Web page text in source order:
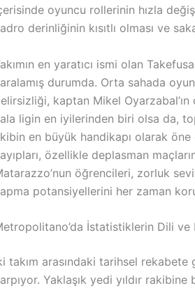
oyuncu rollerinin hızla
derinliğinin kısıtlı olması ve
en yaratıcı ismi olan
durumda. Orta sahada
kaptan Mikel
ligin en iyilerinden biri olsa da,
en büyük handikapı olarak
özellikle deplasman
öğrencileri, zorluk
potansiyellerini her zaman
İstatistiklerin Dili ve
takım arasındaki tarihsel
Yaklaşık yedi yıldır